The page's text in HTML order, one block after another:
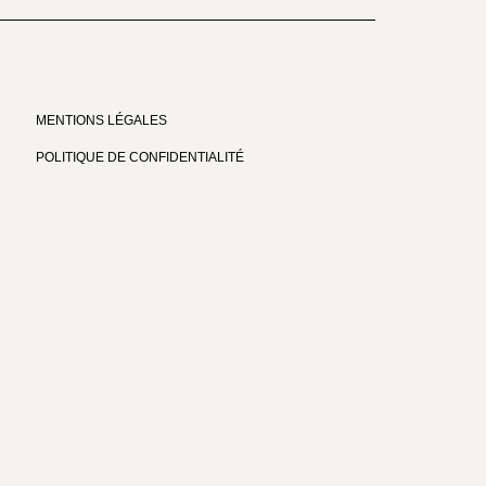
MENTIONS LÉGALES
POLITIQUE DE CONFIDENTIALITÉ